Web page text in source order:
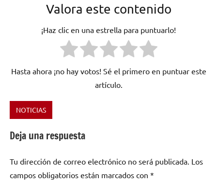
Valora este contenido
¡Haz clic en una estrella para puntuarlo!
Hasta ahora ¡no hay votos! Sé el primero en puntuar este
artículo.
Etiquetado
Aczino,
Carlitos,
Dtoke,
NOTICIAS
Deja una respuesta
Tu dirección de correo electrónico no será publicada. Los
campos obligatorios están marcados con *